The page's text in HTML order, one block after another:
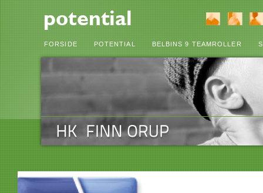
FORSIDE POTENTIAL BELBINS 9 TEAMROLLER